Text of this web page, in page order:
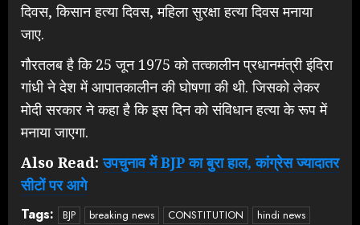
दिवस, किसान हत्या दिवस, महिला सुरक्षा हत्या दिवस मनाया
जाए.
गौरतलब है कि 25 जून 1975 को तत्कालीन प्रधानमंत्री इंदिरा
गांधी ने देश में आपातकालीन की घोषणा की थी. जिसको लेकर
मोदी सरकार ने कहा है कि इस दिन को संविधान हत्या के रूप में
मनाया जाएगा.
Also Read:उपचुनाव में BJP का बुरा हाल, कांग्रेस ज्यादातर
सीटों पर आगे
Tags: BJP breaking news CONSTITUTION
hindi news